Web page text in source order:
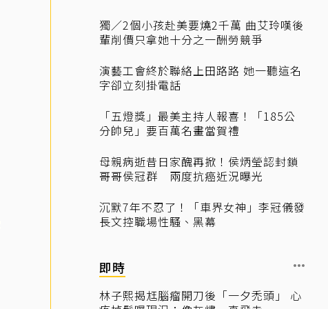
獨／2個小孩赴美要燒2千萬 曲艾玲嘆後
輩削價只拿她十分之一酬勞競爭
演藝工會終於聯絡上田路路 她一聽這名
字卻立刻掛電話
「五燈獎」最美主持人報喜！「185公
分帥兒」要百萬名畫當賀禮
母親病逝昔日家醜再掀！侯炳瑩認封鎖
哥哥侯冠群 兩度抗癌近況曝光
沉默7年不忍了！「車界女神」李冠儀發
長文控職場性騷、黑幕
即時
林子熙揭尪腦瘤開刀後「一夕禿頭」 心